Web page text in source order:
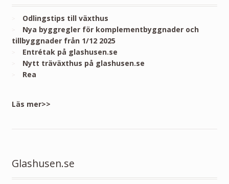
Odlingstips till växthus
Nya byggregler för komplementbyggnader och
tillbyggnader från 1/12 2025
Entrétak på glashusen.se
Nytt träväxthus på glashusen.se
Rea
Läs mer>>
Glashusen.se